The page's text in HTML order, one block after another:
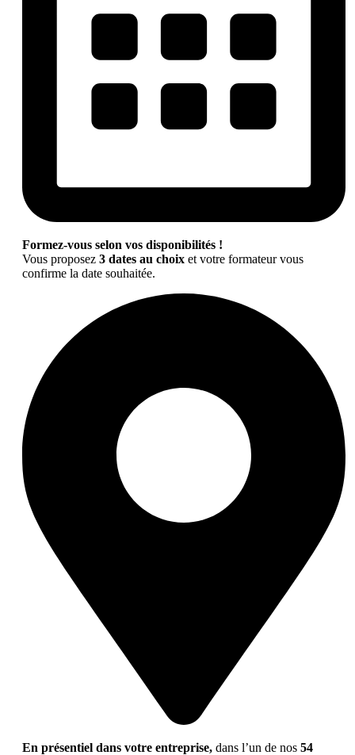
Formez-vous selon vos disponibilités !
Vous proposez 3 dates au choix et votre formateur vous
confirme la date souhaitée.
En présentiel dans votre entreprise, dans l’un de nos 54